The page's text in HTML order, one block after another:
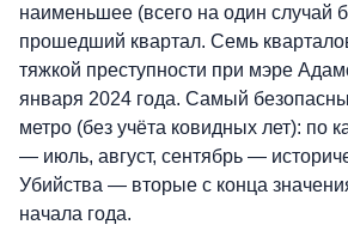
наименьшее (всего на один случай
прошедший квартал. Семь
тяжкой преступности при мэре
января 2024 года. Самый
метро (без учёта ковидных лет): по
— июль, август, сентябрь —
Убийства — вторые с конца
начала года.